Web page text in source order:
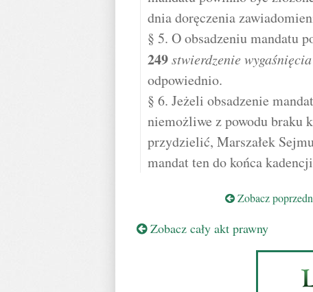
dnia doręczenia
§ 5. O obsadzeniu mandatu
249stwierdzenie
odpowiednio.
§ 6. Jeżeli obsadzenie
niemożliwe z powodu braku
przydzielić, Marszałek
mandat ten do końca
Zobacz
Zobacz cały akt prawny